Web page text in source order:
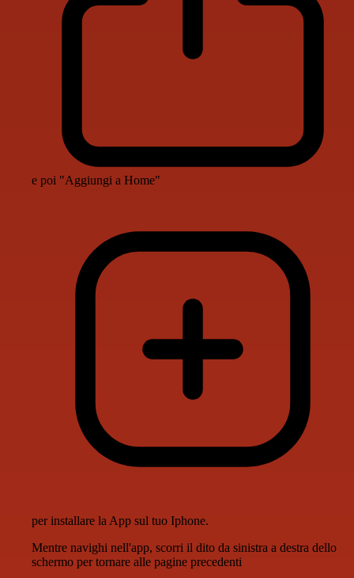
e poi "Aggiungi a Home"
per installare la App sul tuo Iphone.
Mentre navighi nell'app, scorri il dito da sinistra a destra dello
schermo per tornare alle pagine precedenti